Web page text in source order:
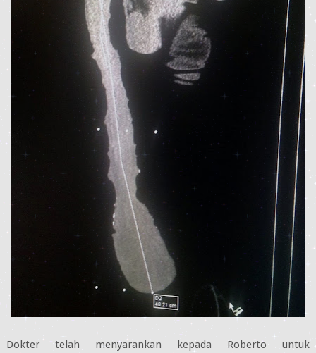
Dokter telah menyarankan kepada Roberto untuk